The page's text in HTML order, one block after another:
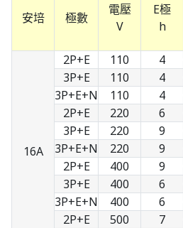
安培 極數
電壓
V
E極
h
16A
2P+E 110 4
3P+E
110 4
3P+E+N
110 4
2P+E
220 6
3P+E
220 9
3P+E+N
220 9
2P+E
400 9
3P+E
400 6
3P+E+N
400 6
2P+E
500 7